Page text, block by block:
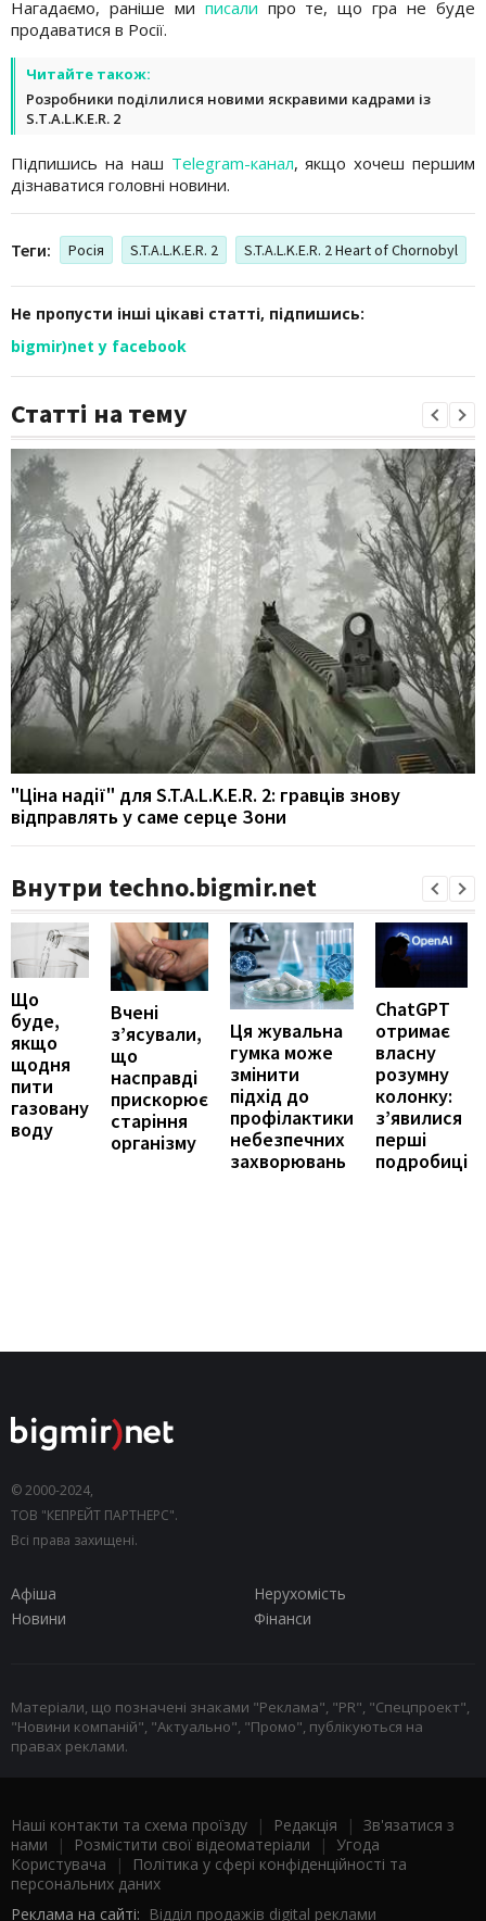
Нагадаємо, раніше ми писали про те, що гра не буде
продаватися в Росії.
Читайте також:
Розробники поділилися новими яскравими кадрами із
S.T.A.L.K.E.R. 2
Підпишись на наш Telegram-канал, якщо хочеш першим
дізнаватися головні новини.
Теги: Росія S.T.A.L.K.E.R. 2 S.T.A.L.K.E.R. 2 Heart of Chornobyl
Не пропусти інші цікаві статті, підпишись:
bigmir)net у facebook
Статті на тему
"Ціна надії" для S.T.A.L.K.E.R. 2: гравців знову
відправлять у саме серце Зони
Внутри techno.bigmir.net
Що
буде,
якщо
щодня
пити
газовану
воду
Вчені
з’ясували,
що
насправді
прискорює
старіння
організму
Ця жувальна
гумка може
змінити
підхід до
профілактики
небезпечних
захворювань
ChatGPT
отримає
власну
розумну
колонку:
з’явилися
перші
подробиці
© 2000-2024,
ТОВ "КЕПРЕЙТ ПАРТНЕРС".
Всі права захищені.
Афіша
Нерухомість
Новини
Фінанси
Матеріали, що позначені знаками "Реклама", "PR", "Спецпроект",
"Новини компаній", "Актуально", "Промо", публікуються на
правах реклами.
Наші контакти та схема проїзду | Редакція | Зв'язатися з
нами | Розмістити свої відеоматеріали | Угода
Користувача |
Політика у сфері конфіденційності та
персональних даних
Реклама на сайті: Відділ продажів digital реклами